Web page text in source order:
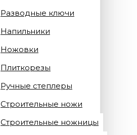
Разводные ключи
Напильники
Ножовки
Плиткорезы
Ручные степлеры
Строительные ножи
Строительные ножницы